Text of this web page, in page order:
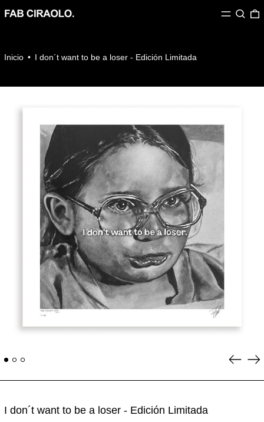
MENÚBuscar
Inicio • I don´t want to be a loser - Edición Limitada
Anterior
I don´t want to be a loser - Edición Limitada